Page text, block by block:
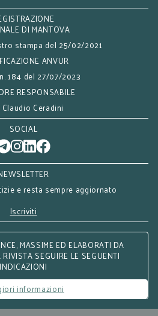
DI MANTOVA
stampa del 25/02/2021
ANVUR
184 del 27/07/2023
RESPONSABILE
Ceradini
SOCIAL
e resta sempre aggiornato
Iscriviti
MASSIME ED ELABORATI DA
SEGUIRE LE SEGUENTI
INDICAZIONI
informazioni